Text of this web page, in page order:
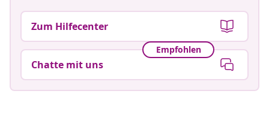
Zum Hilfecenter
Empfohlen
Chatte mit uns